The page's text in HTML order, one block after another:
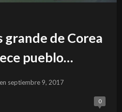
grande de Corea
pueblo
en septiembre 9, 2017
0